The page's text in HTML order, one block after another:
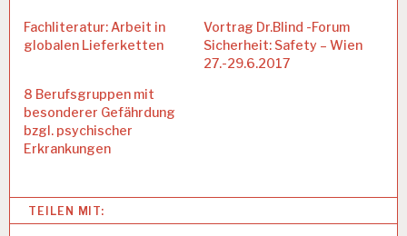
Fachliteratur: Arbeit in
globalen Lieferketten
Vortrag Dr.Blind -Forum
Sicherheit: Safety – Wien
27.-29.6.2017
8 Berufsgruppen mit
besonderer Gefährdung
bzgl. psychischer
Erkrankungen
Categories:
TEILEN MIT: